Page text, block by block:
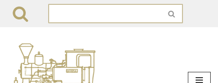
content